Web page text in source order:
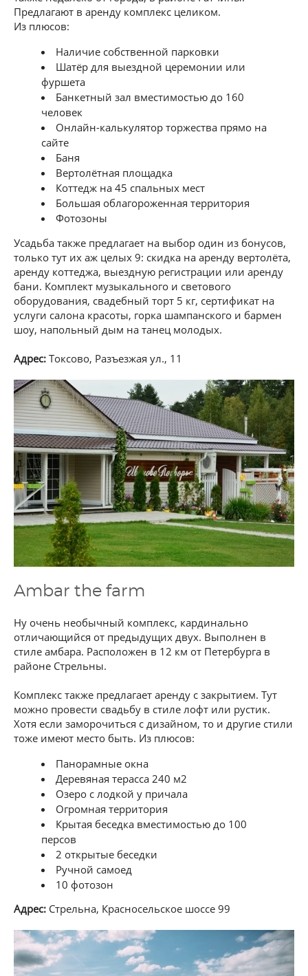
Предлагают в аренду комплекс целиком.
Из плюсов:
Наличие собственной парковки
Шатёр для выездной церемонии или
фуршета
Банкетный зал вместимостью до 160
человек
Онлайн-калькулятор торжества прямо на
сайте
Баня
Вертолётная площадка
Коттедж на 45 спальных мест
Большая облагороженная территория
Фотозоны
Усадьба также предлагает на выбор один из бонусов,
только тут их аж целых 9: скидка на аренду вертолёта,
аренду коттеджа, выездную регистрации или аренду
бани. Комплект музыкального и светового
оборудования, свадебный торт 5 кг, сертификат на
услуги салона красоты, горка шампанского и бармен
шоу, напольный дым на танец молодых.
Адрес: Токсово, Разъезжая ул., 11
Ambar the farm
Ну очень необычный комплекс, кардинально
отличающийся от предыдущих двух. Выполнен в
стиле амбара. Расположен в 12 км от Петербурга в
районе Стрельны.
Комплекс также предлагает аренду с закрытием. Тут
можно провести свадьбу в стиле лофт или рустик.
Хотя если заморочиться с дизайном, то и другие стили
тоже имеют место быть. Из плюсов:
Панорамные окна
Деревяная терасса 240 м2
Озеро с лодкой у причала
Огромная территория
Крытая беседка вместимостью до 100
персов
2 открытые беседки
Ручной самоед
10 фотозон
Адрес: Стрельна, Красносельское шоссе 99